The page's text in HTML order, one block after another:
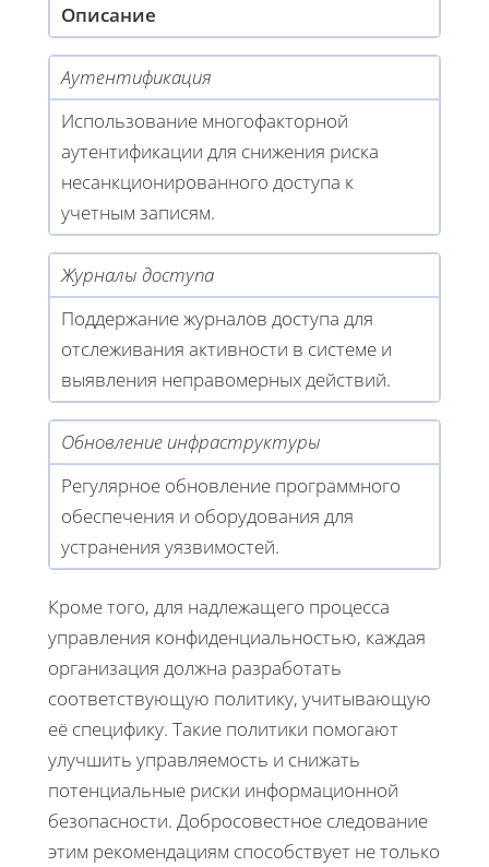
Описание
Аутентификация
Использование многофакторной
аутентификации для снижения риска
несанкционированного доступа к
учетным записям.
Журналы доступа
Поддержание журналов доступа для
отслеживания активности в системе и
выявления неправомерных действий.
Обновление инфраструктуры
Регулярное обновление программного
обеспечения и оборудования для
устранения уязвимостей.
Кроме того, для надлежащего процесса
управления конфиденциальностью, каждая
организация должна разработать
соответствующую политику, учитывающую
её специфику. Такие политики помогают
улучшить управляемость и снижать
потенциальные риски информационной
безопасности. Добросовестное следование
этим рекомендациям способствует не только